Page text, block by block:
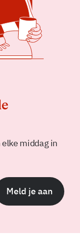
middag in
Meld je aan